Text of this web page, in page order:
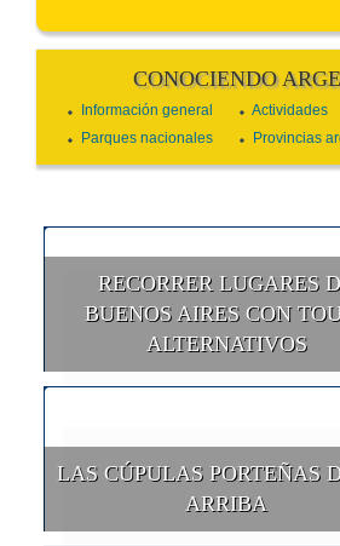
CONOCIENDO
Información general
Actividades
Parques nacionales
Provincias
RECORRER LUGARES
BUENOS AIRES CON
ALTERNATIVOS
LAS CÚPULAS PORTEÑAS
ARRIBA